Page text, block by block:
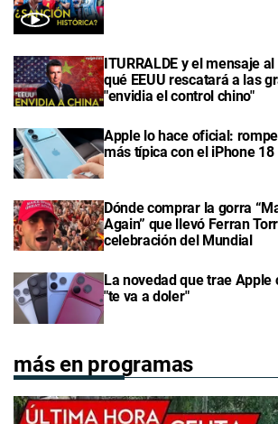
ITURRALDE y el mensaje
qué EEUU rescatará a las
"envidia el control chino"
Apple lo hace oficial:
más típica con el iPhone 18
Dónde comprar la gorra
Again” que llevó Ferran
celebración del Mundial
La novedad que trae Apple
"te va a doler"
más en programas